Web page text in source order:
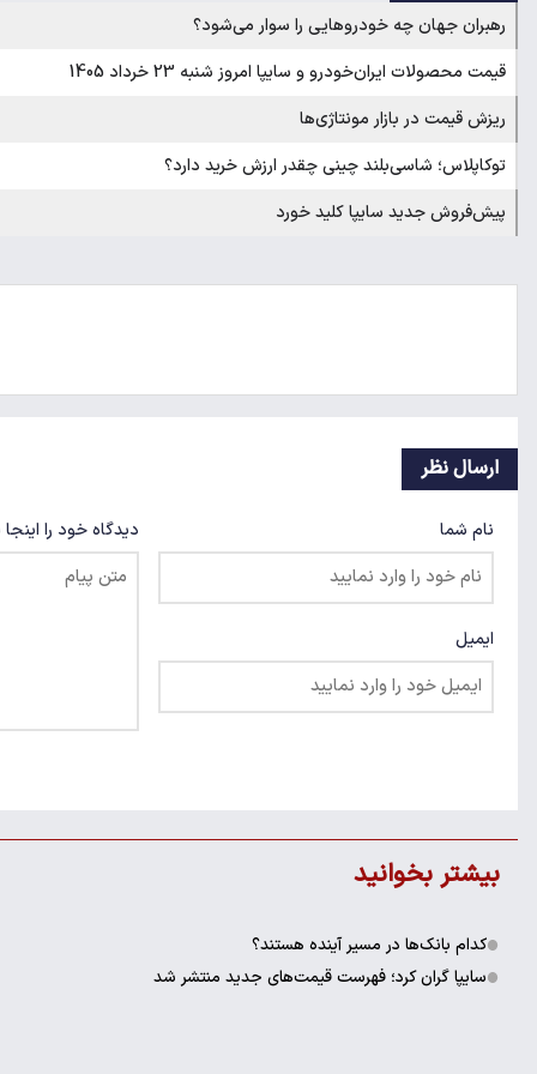
رهبران جهان چه خودروهایی را سوار می‌شود؟
قیمت محصولات ایران‌خودرو و سایپا امروز شنبه 23 خرداد 1405
ریزش قیمت در بازار مونتاژی‌ها
توکاپلاس؛ شاسی‌بلند چینی چقدر ارزش خرید دارد؟
پیش‌فروش جدید سایپا کلید خورد
ارسال نظر
نام شما
ایمیل
دیدگاه خود را
بیشتر بخوانید
کدام بانک‌ها در مسیر آینده هستند؟
سایپا گران کرد؛ فهرست قیمت‌های جدید منتشر شد